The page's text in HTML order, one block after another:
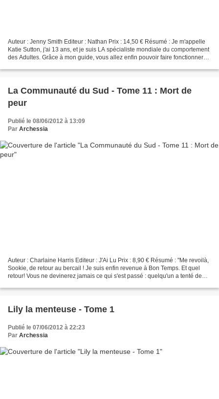
Auteur : Jenny Smith Editeur : Nathan Prix : 14,50 € Résumé : Je m'appelle
Katie Sutton, j'ai 13 ans, et je suis LA spécialiste mondiale du comportement
des Adultes. Grâce à mon guide, vous allez enfin pouvoir faire fonctionner
La Communauté du Sud - Tome 11 : Mort de
peur
Publié le 08/06/2012 à 13:09
Par Archessia
Auteur : Charlaine Harris Editeur : J'Ai Lu Prix : 8,90 € Résumé : "Me revoilà,
Sookie, de retour au bercail ! Je suis enfin revenue à Bon Temps. Et quel
retour! Vous ne devinerez jamais ce qui s'est passé : quelqu'un a tenté de
Lily la menteuse - Tome 1
Publié le 07/06/2012 à 22:23
Par Archessia